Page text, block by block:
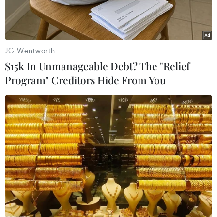
đêm.
Mưa to gây ngập trên đường Cách Mạng Tháng Tám, quận
Ninh Kiều, Cần Thơ. (Ảnh: Thanh Liêm/TTXVN)
Trung tâm Dự báo Khí tượng Thủy văn Quốc gia
dự báo thời tiết ngày 24/6, khu vực miền núi
JG Wentworth
$15k In Unmanageable Debt? The "Relief
Program" Creditors Hide From You